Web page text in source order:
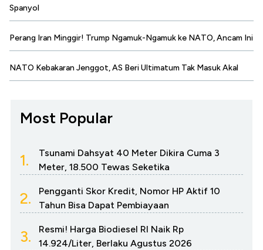
Spanyol
Perang Iran Minggir! Trump Ngamuk-Ngamuk ke NATO, Ancam Ini
NATO Kebakaran Jenggot, AS Beri Ultimatum Tak Masuk Akal
Most Popular
1.
Tsunami Dahsyat 40 Meter Dikira Cuma 3
Meter, 18.500 Tewas Seketika
2.
Pengganti Skor Kredit, Nomor HP Aktif 10
Tahun Bisa Dapat Pembiayaan
3.
Resmi! Harga Biodiesel RI Naik Rp
14.924/Liter, Berlaku Agustus 2026